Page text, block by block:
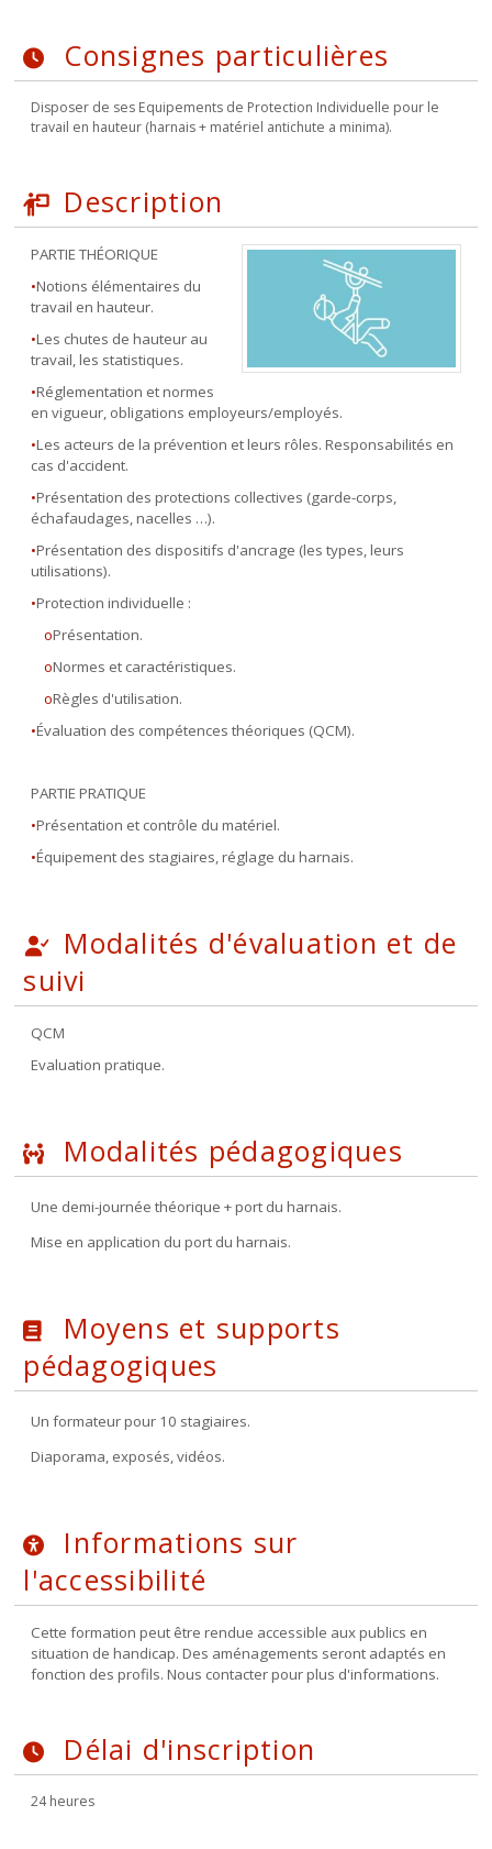
Consignes particulières
Disposer de ses Equipements de Protection Individuelle pour le
travail en hauteur (harnais + matériel antichute a minima).
Description
PARTIE THÉORIQUE
•Notions élémentaires du
travail en hauteur.
•Les chutes de hauteur au
travail, les statistiques.
•Réglementation et normes
en vigueur, obligations employeurs/employés.
•Les acteurs de la prévention et leurs rôles. Responsabilités en
cas d'accident.
•Présentation des protections collectives (garde-corps,
échafaudages, nacelles …).
•Présentation des dispositifs d'ancrage (les types, leurs
utilisations).
•Protection individuelle :
oPrésentation.
oNormes et caractéristiques.
oRègles d'utilisation.
•Évaluation des compétences théoriques (QCM).
PARTIE PRATIQUE
•Présentation et contrôle du matériel.
•Équipement des stagiaires, réglage du harnais.
Modalités d'évaluation et de
suivi
QCM
Evaluation pratique.
Modalités pédagogiques
Une demi-journée théorique + port du harnais.
Mise en application du port du harnais.
Moyens et supports
pédagogiques
Un formateur pour 10 stagiaires.
Diaporama, exposés, vidéos.
Informations sur
l'accessibilité
Cette formation peut être rendue accessible aux publics en
situation de handicap. Des aménagements seront adaptés en
fonction des profils. Nous contacter pour plus d'informations.
Délai d'inscription
24 heures